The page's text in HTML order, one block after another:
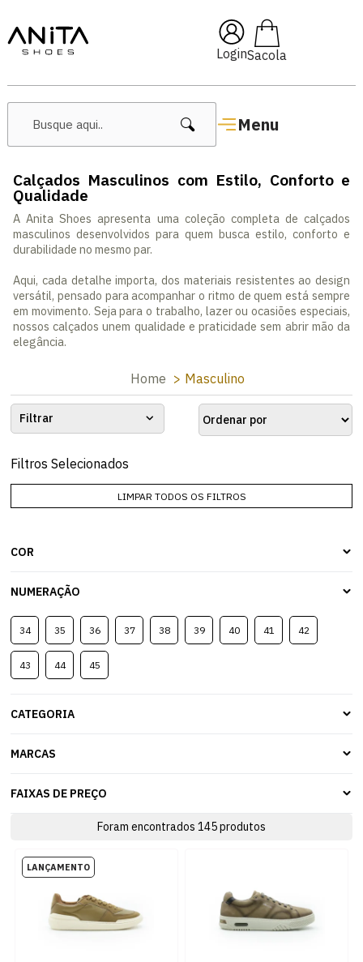
Login
Menu
Pai10
Calçados Masculinos com Estilo, Conforto e
Qualidade
A Anita Shoes apresenta uma coleção completa de calçados
masculinos desenvolvidos para quem busca estilo, conforto e
durabilidade no mesmo par.
Aqui, cada detalhe importa, dos materiais resistentes ao design
versátil, pensado para acompanhar o ritmo de quem está sempre
em movimento. Seja para o trabalho, lazer ou ocasiões especiais,
nossos calçados unem qualidade e praticidade sem abrir mão da
elegância.
Home Masculino
Filtrar
Filtros Selecionados
LIMPAR TODOS OS FILTROS
COR
NUMERAÇÃO
34 35 36 37 38 39 40 41 42
43 44 45
CATEGORIA
MARCAS
FAIXAS DE PREÇO
Foram encontrados 145produtos